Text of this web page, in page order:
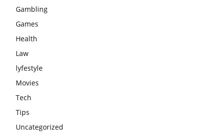
Gambling
Games
Health
Law
lyfestyle
Movies
Tech
Tips
Uncategorized